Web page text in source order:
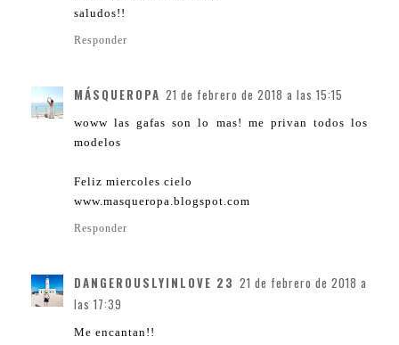
saludos!!
Responder
MÁSQUEROPA 21 de febrero de 2018 a las 15:15
woww las gafas son lo mas! me privan todos los
modelos
Feliz miercoles cielo
www.masqueropa.blogspot.com
Responder
DANGEROUSLYINLOVE 23 21 de febrero de 2018 a
las 17:39
Me encantan!!